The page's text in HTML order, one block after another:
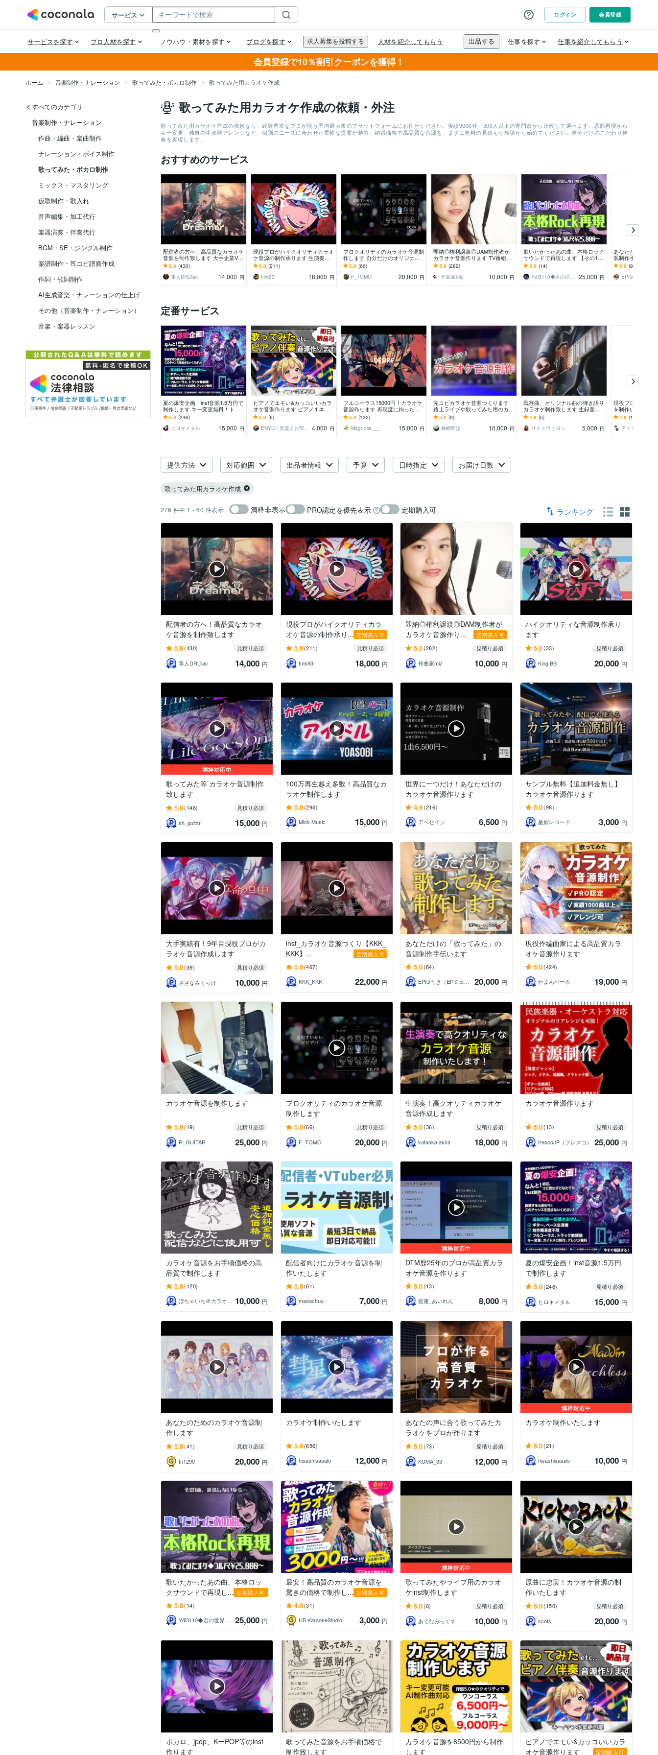
会員登録で10％割引クーポンを獲得！
ホーム 音楽制作・ナレーション 歌ってみた・ボカロ制作 歌ってみた用カラオケ作成
すべてのカテゴリ
音楽制作・ナレーション
作曲・編曲・楽曲制作
ナレーション・ボイス制作
歌ってみた・ボカロ制作
ミックス・マスタリング
仮歌制作・歌入れ
音声編集・加工代行
楽器演奏・伴奏代行
BGM・SE・ジングル制作
楽譜制作・耳コピ譜面作成
作詞・歌詞制作
AI生成音楽・ナレーションの仕上げ
その他（音楽制作・ナレーション）
音楽・楽器レッスン
歌ってみた用カラオケ作成の依頼・外注
歌ってみた用カラオケ作成の依頼なら、経験豊富なプロが揃う国内最大級のプラットフォームにお任せください。実績9000件、500人以上の専門家から比較して選べます。原曲再現から
キー変更、独自の生楽器アレンジなど、個別のニーズに合わせた柔軟な提案が魅力。納得価格で高品質な音源を、まずは無料の見積もり相談から始めてください。自分だけのこだわり伴
奏を実現します。
おすすめのサービス
配信者の方へ！高品質なカラオケ
音源を制作致します 大手企業Vtu
berの制作経験豊富なプロにお任
せください
5.0 (430)
隼人DRLilac
14,000 円
現役プロがハイクオリティカラオ
ケ音源の制作承ります 生演奏！
低価格高品質にてプロの作編曲家
が制作します！
5.0 (211)
tmk93
18,000 円
プロクオリティのカラオケ音源制
作します 自分だけのオリジナル
カラオケ音源を!!
5.0 (66)
F_TOMO
20,000 円
即納◎権利譲渡◎DAM制作者が
カラオケ音源作ります TV番組、
大型フェスなど音楽担当多数！受
注実績750件以上♪
5.0 (282)
作曲家miz
10,000 円
歌いたかったあの曲、本格ロック
サウンドで再現します 【その1
曲、妥協しないなら…】ロックギ
ターでフル尺オケ制作！
5.0 (14)
Ydi3110◆君の世界に、音を与える。
25,000 円
あなただけの「
源制作手伝いま
の高品質なオケ
マスタリング
5.0 (84)
定番サービス
夏の爆安企画！inst音源1.5万円で
制作します キー変更無料！トラ
ック無制限！フルコーラス！Gt,B
a生演奏
5.0 (246)
ヒロキメタル
15,000 円
ピアノでエモい&カッコいいカラ
オケ音源作ります ピアノ１本だ
から早くて安い！どんなジャンル
も映えるアレンジ！
5.0 (6)
ENYU！音楽とお写真お任せあれ！ 4,000 円
フルコーラス15000円！カラオケ
音源作ります 再現度に拘った高
品質な音源をお届けします！
5.0 (132)
Magnolia___
15,000 円
完コピカラオケ音源つくります
路上ライブや歌ってみた用のカラ
オケ音源制作します！
5.0 (9)
林崎匠汰
10,000 円
既存曲、オリジナル曲の弾き語り
カラオケ制作致します 生録音や
ハイクオリティな打ち込みで弾き
語り音源をお届けします
4.8 (5)
サイトウヒロシ
5,000 円
現役プロが高品
を制作いたしま
手の方へ！スピ
質！
4.9 (14)
アイザワ_
提供方法 対応範囲 出品者情報 予算 日時指定 お届け日数
歌ってみた用カラオケ作成
276 件中 1 - 60 件表示 満枠非表示 PRO認定を優先表示 定期購入可 ランキング
配信者の方へ！高品質なカラオ
ケ音源を制作致します
5.0(430)
見積り必須
隼人DRLilac
14,000 円
現役プロがハイクオリティカラ
オケ音源の制作承り... 定期購入可
5.0(211)
見積り必須
tmk93
18,000 円
即納◎権利譲渡◎DAM制作者が
カラオケ音源作り...
定期購入可
5.0(282)
見積り必須
作曲家miz
10,000 円
ハイクオリティな音源制作承り
ます
5.0(33)
見積り必須
King BB
20,000 円
満枠対応中
歌ってみた等 カラオケ音源制作
致します
5.0(146)
見積り必須
sh_guitar
15,000 円
100万再生越え多数！高品質なカ
ラオケ制作します
5.0(294)
Mick Music
15,000 円
世界に一つだけ！あなただけの
カラオケ音源作ります
4.9(216)
アベセイジ
6,500 円
サンプル無料【追加料金無し】
カラオケ音源作ります
5.0(98)
星屑レコード
3,000 円
大手実績有！9年目現役プロがカ
ラオケ音源作成します
5.0(39)
見積り必須
さざなみくらげ
10,000 円
inst_カラオケ音源つくり【KKK_
KKK】...
定期購入可
5.0(467)
KKK_KKK
22,000 円
あなただけの「歌ってみた」の
音源制作手伝います
5.0(84)
EPゆうき（EPミュージックラボ）
20,000 円
現役作編曲家による高品質カラ
オケ音源作ります
5.0(424)
かまんベーる
19,000 円
カラオケ音源を制作します
5.0(19)
見積り必須
R_GUITAR
25,000 円
プロクオリティのカラオケ音源
制作します
5.0(66)
見積り必須
F_TOMO
20,000 円
生演奏！高クオリティカラオケ
音源作成します
5.0(36)
見積り必須
kataoka akira
18,000 円
カラオケ音源作ります
5.0(13)
見積り必須
frescoJP（フレスコ）
25,000 円
カラオケ音源をお手頃価格の高
品質で制作します
5.0(120)
ぽちゃいち＠カラオケ音源作ります
10,000 円
配信者向けにカラオケ音源を制
作いたします
5.0(61)
masachuu
7,000 円
満枠対応中
DTM歴25年のプロが高品質カラ
オケ音源を作ります
5.0(13)
藍蓮_あいれん
8,000 円
夏の爆安企画！inst音源1.5万円
で制作します
5.0(246)
見積り必須
ヒロキメタル
15,000 円
あなたのためのカラオケ音源制
作します
5.0(41)
見積り必須
tn1290
20,000 円
カラオケ制作いたします
5.0(656)
hisashisasaki
12,000 円
あなたの声に合う歌ってみたカ
ラオケをプロが作ります
5.0(73)
見積り必須
KUMA_33
12,000 円
満枠対応中
カラオケ制作いたします
5.0(21)
hisashisasaki
10,000 円
歌いたかったあの曲、本格ロッ
クサウンドで再現し... 定期購入可
5.0(14)
Ydi3110◆君の世界に、音を与える。
25,000 円
最安！高品質のカラオケ音源を
驚きの価格で制作し... 定期購入可
4.9(31)
HB KaraokeStudio
3,000 円
満枠対応中
歌ってみたやライブ用のカラオ
ケinst制作します
5.0(6)
見積り必須
あてなみっくす
10,000 円
原曲に忠実！カラオケ音源の制
作いたします
5.0(150)
見積り必須
scots
20,000 円
ボカロ、jpop、KーPOP等のinst
作ります
歌ってみた音源をお手頃価格で
制作致します
カラオケ音源を6500円から制作
します
ピアノでエモい&カッコいいカラ
オケ音源作ります
定期購入可